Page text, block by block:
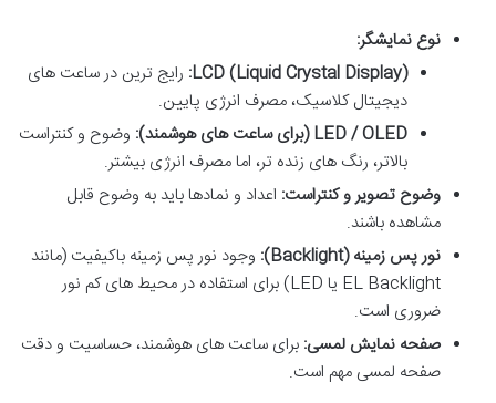
نوع نمایشگر:
LCD (Liquid Crystal Display): رایج ترین در ساعت های
دیجیتال کلاسیک، مصرف انرژی پایین.
LED / OLED (برای ساعت های هوشمند):
وضوح و کنتراست
بالاتر، رنگ های زنده تر، اما مصرف انرژی بیشتر.
وضوح تصویر و کنتراست: اعداد و نمادها باید به وضوح قابل
مشاهده باشند.
نور پس زمینه (Backlight):
وجود نور پس زمینه باکیفیت (مانند
EL Backlight یا LED) برای استفاده در محیط های کم نور
ضروری است.
صفحه نمایش لمسی: برای ساعت های هوشمند، حساسیت و دقت
صفحه لمسی مهم است.